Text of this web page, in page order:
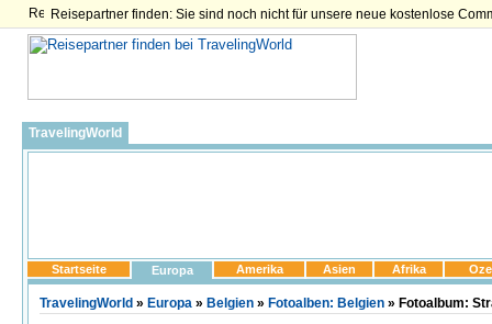
Reisepartner finden: Sie sind noch nicht für unsere neue kostenlose
TravelingWorld
Startseite Europa Amerika Asien Afrika
TravelingWorld » Europa » Belgien » Fotoalben: Belgien » Fotoalbum: